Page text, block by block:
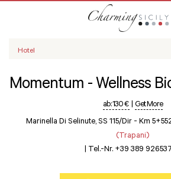
Hotel
Momentum - Wellness
ab:130 € | Get More
Marinella Di Selinute, SS 115/dir - Km
(Trapani)
| Tel.-Nr. +39 389